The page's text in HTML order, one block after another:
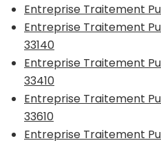
Entreprise Traitement
Entreprise Traitement
33140
Entreprise Traitement
33410
Entreprise Traitement
33610
Entreprise Traitement